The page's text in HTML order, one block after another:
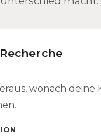
wonach deine